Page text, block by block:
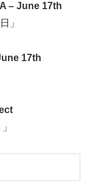
– June 17th
」
17th